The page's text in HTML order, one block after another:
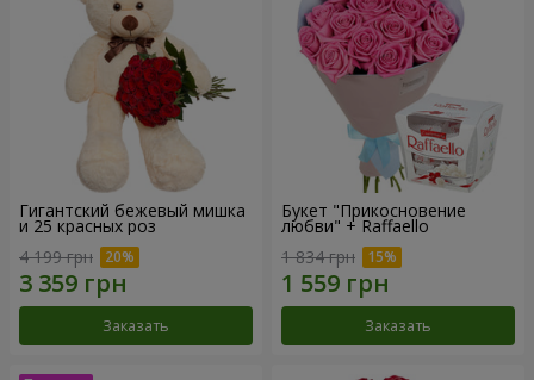
Гигантский бежевый мишка
и 25 красных роз
4 199 грн
Заказать
Букет "Прикосновение
любви" + Raffaello
1 834 грн
Заказать